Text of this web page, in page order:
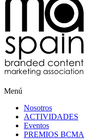
Menú
Nosotros
ACTIVIDADES
Eventos
PREMIOS BCMA